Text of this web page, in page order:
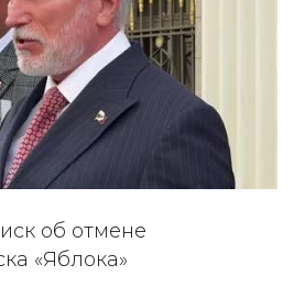
об отмене
«Яблока»